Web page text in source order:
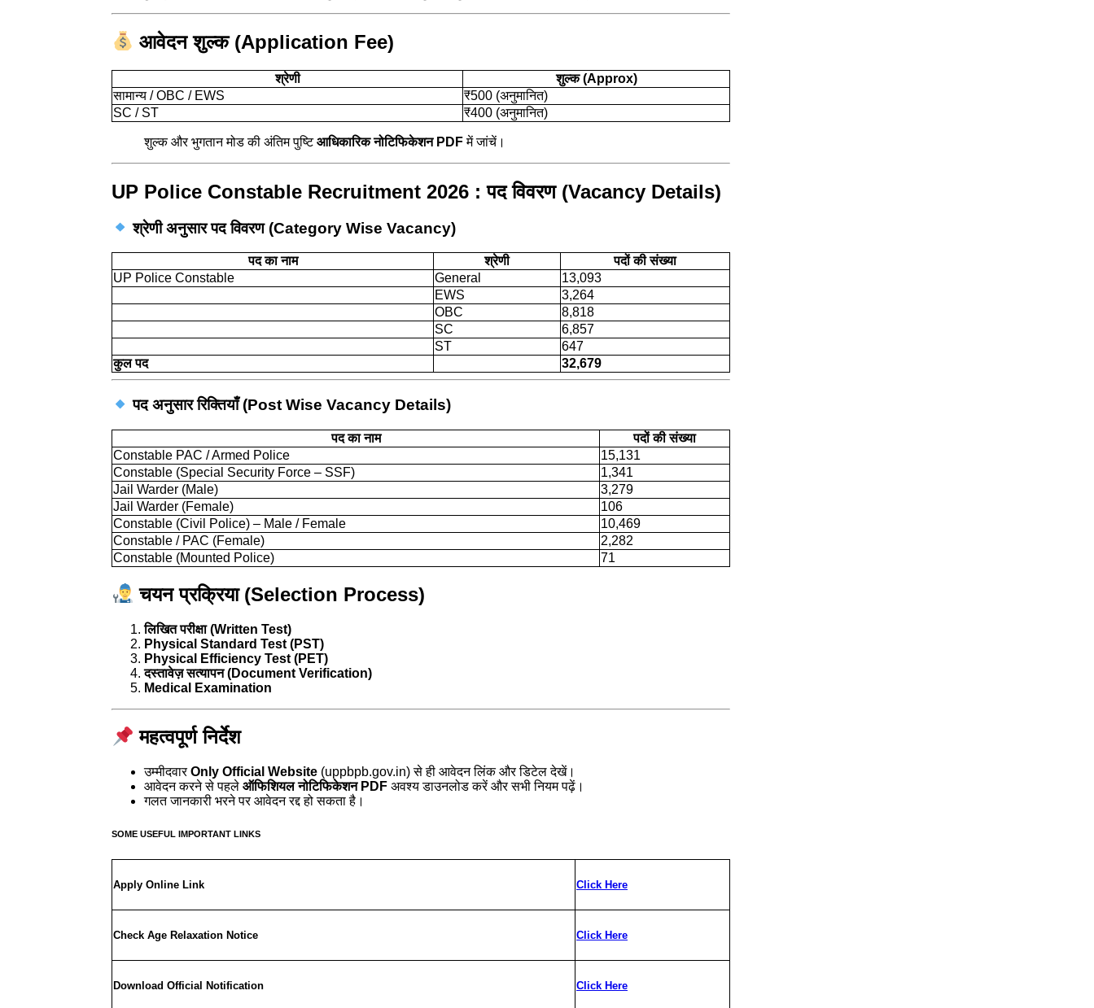
आवेदन शुल्क (Application Fee)
श्रेणी
शुल्क (Approx)
सामान्य / OBC / EWS
₹500 (अनुमानित)
SC / ST
₹400 (अनुमानित)
शुल्क और भुगतान मोड की अंतिम पुष्टिआधिकारिक नोटिफिकेशन PDFमें जांचें।
UP Police Constable Recruitment 2026 : पद विवरण (Vacancy Details)
श्रेणी अनुसार पद विवरण (Category Wise Vacancy)
पद का नाम श्रेणी
पदों की संख्या
UP Police Constable
General
13,093
EWS
3,264
OBC
8,818
SC
6,857
ST
647
कुल पद
32,679
पद अनुसार रिक्तियाँ (Post Wise Vacancy Details)
पद का नाम
पदों की संख्या
Constable PAC / Armed Police
15,131
Constable (Special Security Force – SSF)
1,341
Jail Warder (Male)
3,279
Jail Warder (Female)
106
Constable (Civil Police) – Male / Female
10,469
Constable / PAC (Female)
2,282
Constable (Mounted Police)
71
चयन प्रक्रिया (Selection Process)
लिखित परीक्षा (Written Test)
Physical Standard Test (PST)
Physical Efficiency Test (PET)
दस्तावेज़ सत्यापन (Document Verification)
Medical Examination
महत्वपूर्ण निर्देश
उम्मीदवारOnly Official Website (uppbpb.gov.in) से ही आवेदन लिंक और डिटेल देखें।
आवेदन करने से पहले ऑफिशियल नोटिफिकेशन PDF अवश्य डाउनलोड करें और सभी नियम पढ़ें।
गलत जानकारी भरने पर आवेदन रद्द हो सकता है।
SOME USEFUL IMPORTANT LINKS
Apply Online Link Click Here
Check Age Relaxation Notice Click Here
Download Official Notification Click Here